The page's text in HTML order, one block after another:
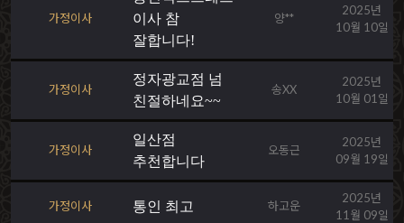
가정이사
이사 참
잘합니다!
양**
2025년
10월 10일
가정이사
정자광교점 넘
친절하네요~~
송XX
2025년
10월 01일
가정이사
일산점
추천합니다
오동근
2025년
09월 19일
가정이사 통인 최고 하고운
2025년
11월 09일